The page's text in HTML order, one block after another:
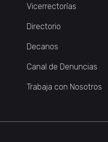
Vicerrectorías
Directorio
Decanos
Canal de Denuncias
Trabaja con Nosotros